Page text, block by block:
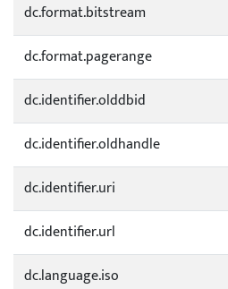
dc.format.bitstream
dc.format.pagerange
dc.identifier.olddbid
dc.identifier.oldhandle
dc.identifier.uri
dc.identifier.url
dc.language.iso